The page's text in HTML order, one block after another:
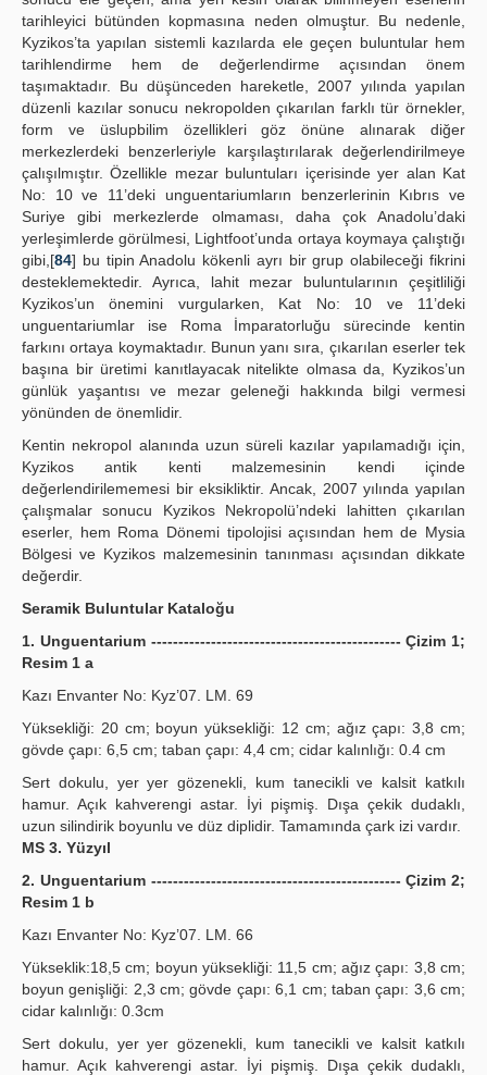
tarihleyici bütünden kopmasına neden olmuştur. Bu nedenle,
Kyzikos’ta yapılan sistemli kazılarda ele geçen buluntular hem
tarihlendirme hem de değerlendirme açısından önem
taşımaktadır. Bu düşünceden hareketle, 2007 yılında yapılan
düzenli kazılar sonucu nekropolden çıkarılan farklı tür örnekler,
form ve üslupbilim özellikleri göz önüne alınarak diğer
merkezlerdeki benzerleriyle karşılaştırılarak değerlendirilmeye
çalışılmıştır. Özellikle mezar buluntuları içerisinde yer alan Kat
No: 10 ve 11’deki unguentariumların benzerlerinin Kıbrıs ve
Suriye gibi merkezlerde olmaması, daha çok Anadolu’daki
yerleşimlerde görülmesi, Lightfoot’unda ortaya koymaya çalıştığı
gibi,[84] bu tipin Anadolu kökenli ayrı bir grup olabileceği fikrini
desteklemektedir. Ayrıca, lahit mezar buluntularının çeşitliliği
Kyzikos’un önemini vurgularken, Kat No: 10 ve 11’deki
unguentariumlar ise Roma İmparatorluğu sürecinde kentin
farkını ortaya koymaktadır. Bunun yanı sıra, çıkarılan eserler tek
başına bir üretimi kanıtlayacak nitelikte olmasa da, Kyzikos’un
günlük yaşantısı ve mezar geleneği hakkında bilgi vermesi
yönünden de önemlidir.
Kentin nekropol alanında uzun süreli kazılar yapılamadığı için,
Kyzikos antik kenti malzemesinin kendi içinde
değerlendirilememesi bir eksikliktir. Ancak, 2007 yılında yapılan
çalışmalar sonucu Kyzikos Nekropolü’ndeki lahitten çıkarılan
eserler, hem Roma Dönemi tipolojisi açısından hem de Mysia
Bölgesi ve Kyzikos malzemesinin tanınması açısından dikkate
değerdir.
Seramik Buluntular Kataloğu
1. Unguentarium ---------------------------------------------- Çizim 1;
Resim 1 a
Kazı Envanter No: Kyz’07. LM. 69
Yüksekliği: 20 cm; boyun yüksekliği: 12 cm; ağız çapı: 3,8 cm;
gövde çapı: 6,5 cm; taban çapı: 4,4 cm; cidar kalınlığı: 0.4 cm
Sert dokulu, yer yer gözenekli, kum tanecikli ve kalsit katkılı
hamur. Açık kahverengi astar. İyi pişmiş. Dışa çekik dudaklı,
uzun silindirik boyunlu ve düz diplidir. Tamamında çark izi vardır.
MS 3. Yüzyıl
2. Unguentarium ---------------------------------------------- Çizim 2;
Resim 1 b
Kazı Envanter No: Kyz’07. LM. 66
Yükseklik:18,5 cm; boyun yüksekliği: 11,5 cm; ağız çapı: 3,8 cm;
boyun genişliği: 2,3 cm; gövde çapı: 6,1 cm; taban çapı: 3,6 cm;
cidar kalınlığı: 0.3cm
Sert dokulu, yer yer gözenekli, kum tanecikli ve kalsit katkılı
hamur. Açık kahverengi astar. İyi pişmiş. Dışa çekik dudaklı,